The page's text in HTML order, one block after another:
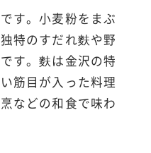
す。小麦粉をまぶ
特のすだれ麩や野
す。麩は金沢の特
筋目が入った料理
などの和食で味わ